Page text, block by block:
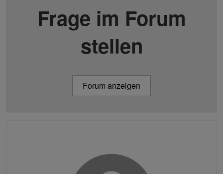
Frage im Forum
stellen
Forum anzeigen